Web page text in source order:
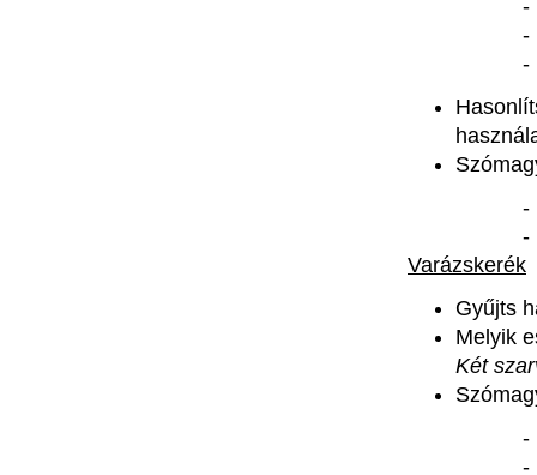
Varázskerék
Gyűjts
Melyik
Két